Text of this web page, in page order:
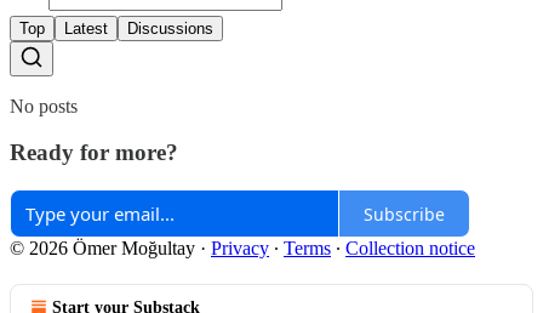
Top Latest Discussions
No posts
Ready for more?
Subscribe
© 2026 Ömer Moğultay · Privacy ∙ Terms ∙ Collection notice
Start your Substack